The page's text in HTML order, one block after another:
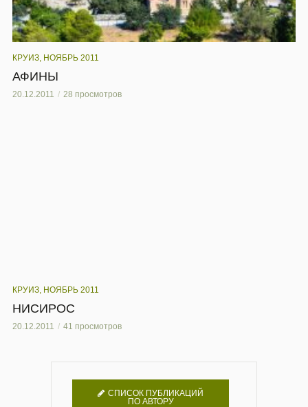
КРУИЗ, НОЯБРЬ 2011
АФИНЫ
20.12.2011 28 просмотров
КРУИЗ, НОЯБРЬ 2011
НИСИРОС
20.12.2011 41 просмотров
СПИСОК ПУБЛИКАЦИЙ
ПО АВТОРУ